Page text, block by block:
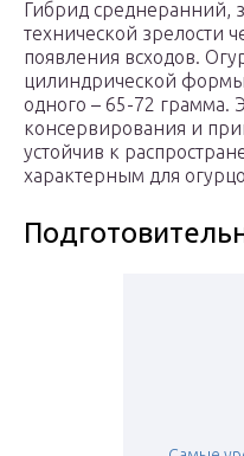
Гибрид среднеранний,
технической зрелости
появления всходов.
цилиндрической
одного – 65-72 грамма.
консервирования и
устойчив к
характерным для